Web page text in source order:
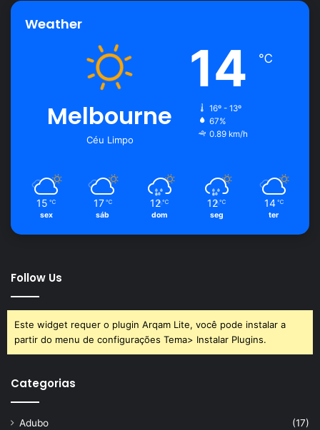
Weather
Melbourne
Céu Limpo
14 ℃
16º - 13º
67%
0.89 km/h
15 ℃
sex
17 ℃
sáb
12 ℃
dom
12 ℃
seg
14 ℃
ter
Follow Us
Este widget requer o plugin Arqam Lite, você pode instalar a
partir do menu de configurações Tema> Instalar Plugins.
Categorias
Adubo
(17)